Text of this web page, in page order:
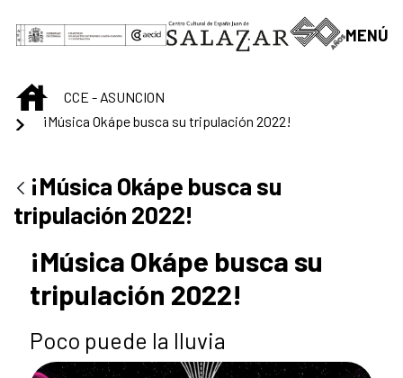
MENÚ
INICIOCCE - ASUNCION
¡Música Okápe busca su tripulación 2022!
¡Música Okápe busca su
tripulación 2022!
¡Música Okápe busca su
tripulación 2022!
Poco puede la lluvia